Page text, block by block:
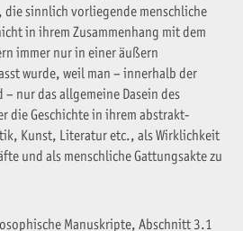
die sinnlich vorliegende menschliche
in ihrem Zusammenhang mit dem
immer nur in einer äußern
wurde, weil man – innerhalb der
nur das allgemeine Dasein des
die Geschichte in ihrem abstrakt-
Kunst, Literatur etc., als Wirklichkeit
und als menschliche Gattungsakte zu
Manuskripte, Abschnitt 3.1